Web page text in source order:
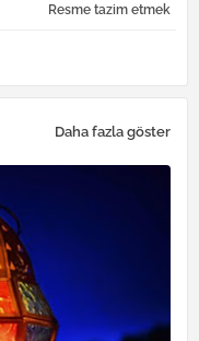
Resme tazim etmek
Daha fazla göster